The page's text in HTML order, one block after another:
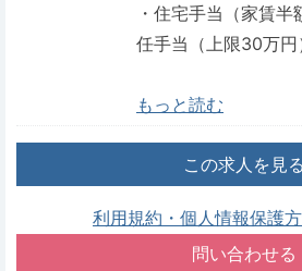
・住宅手当（家賃
任手当（上限30万円
もっと読む
この求人を見る
利用規約・個人情報保護